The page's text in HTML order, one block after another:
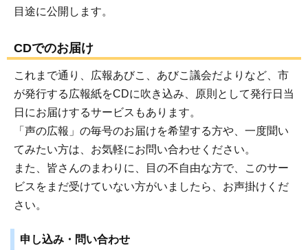
目途に公開します。
CDでのお届け
これまで通り、広報あびこ、あびこ議会だよりなど、市
が発行する広報紙をCDに吹き込み、原則として発行日当
日にお届けするサービスもあります。
「声の広報」の毎号のお届けを希望する方や、一度聞い
てみたい方は、お気軽にお問い合わせください。
また、皆さんのまわりに、目の不自由な方で、このサー
ビスをまだ受けていない方がいましたら、お声掛けくだ
さい。
申し込み・問い合わせ